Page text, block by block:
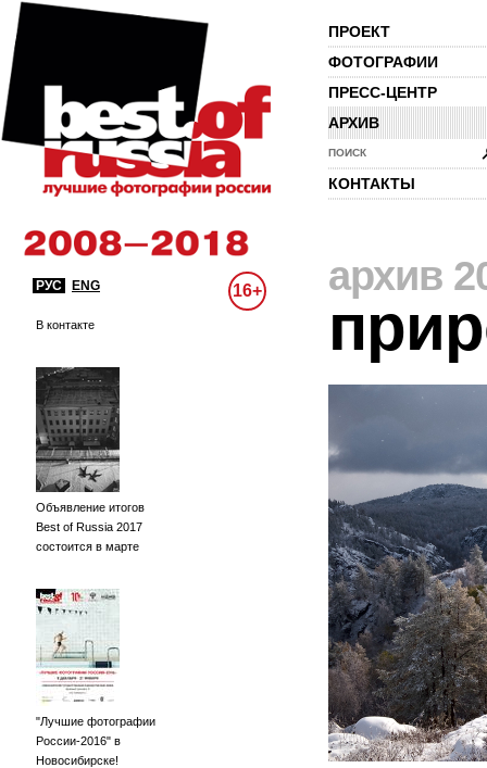
ПРОЕКТ
ФОТОГРАФИИ
ПРЕСС-ЦЕНТР
АРХИВ
ПОИСК
КОНТАКТЫ
РУС ENG 16+
В контакте
Объявление итогов
Best of Russia 2017
состоится в марте
"Лучшие фотографии
России-2016" в
Новосибирске!
архив